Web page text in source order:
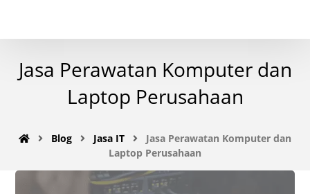
Jasa Perawatan Komputer dan
Laptop Perusahaan
Blog Jasa IT
Jasa Perawatan Komputer dan
Laptop Perusahaan